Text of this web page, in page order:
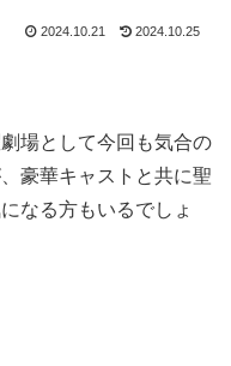
2024.10.21 2024.10.25
場として今回も気合の
豪華キャストと共に聖
なる方もいるでしょ